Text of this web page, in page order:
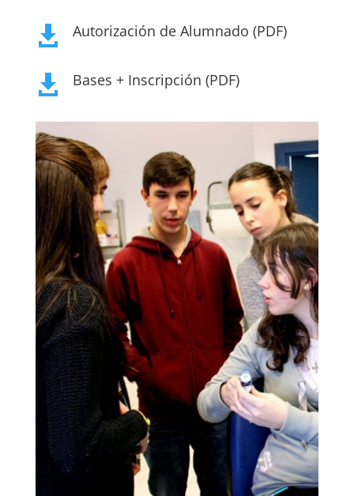
 Autorización de Alumnado (PDF)
 Bases + Inscripción (PDF)